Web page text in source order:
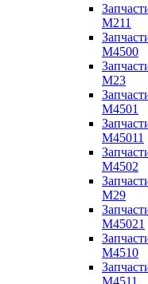
M211
M4500
M23
M4501
M45011
M4502
M29
M45021
M4510
M4511